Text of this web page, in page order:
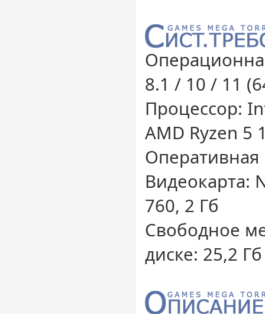
8.1 / 10 / 11
Процессор:
AMD Ryzen 5
Оперативная
Видеокарта:
760, 2 Гб
Свободное
диске: 25,2 Гб